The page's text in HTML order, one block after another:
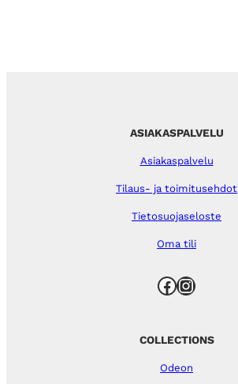
ASIAKASPALVELU
Asiakaspalvelu
Tilaus- ja toimitusehdot
Tietosuojaseloste
Oma tili
Facebook Instagram
COLLECTIONS
Odeon